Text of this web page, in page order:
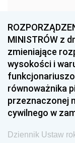
1957
1954
1951
1948
1945
1938
1935
MINISTRÓW z
zmieniające
wysokości i
równoważnika
przeznaczonej
cywilnego w
Dziennik Ustaw